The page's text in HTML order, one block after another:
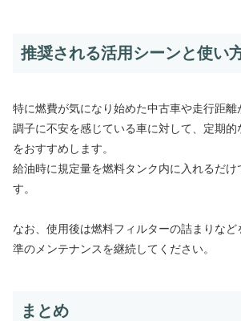
推奨される活用シーンと使い
特に燃費が気になり始めた中古車や走行距
調子に不安を感じている車に対して、定期的
をおすすめします。
給油時に規定量を燃料タンク内に入れるだ
す。
なお、使用後は燃料フィルターの詰まりな
準のメンテナンスを継続してください。
まとめ